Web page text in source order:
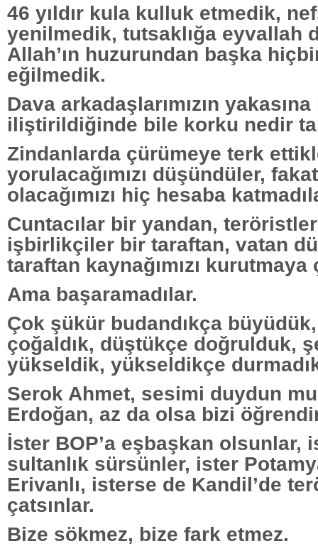
46 yıldır kula kulluk etmedik,
yenilmedik, tutsaklığa eyvallah
Allah’ın huzurundan başka
eğilmedik.
Dava arkadaşlarımızın
iliştirildiğinde bile korku nedir
Zindanlarda çürümeye terk
yorulacağımızı düşündüler,
olacağımızı hiç hesaba
Cuntacılar bir yandan,
işbirlikçiler bir taraftan, vatan
taraftan kaynağımızı kurutmaya
Ama başaramadılar.
Çok şükür budandıkça
çoğaldık, düştükçe doğrulduk,
yükseldik, yükseldikçe
Serok Ahmet, sesimi duydun
Erdoğan, az da olsa bizi
İster BOP’a eşbaşkan olsunlar,
sultanlık sürsünler, ister
Erivanlı, isterse de Kandil’de
çatsınlar.
Bize sökmez, bize fark etmez.